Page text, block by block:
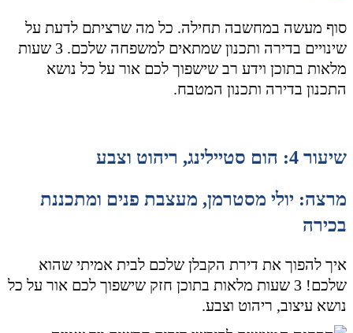
סוף מעשה במחשבה תחילה. כל מה שרציתם לדעת על
שינויים בדירה ותכנון שמתאים למשפחה שלכם. 3 שעות
מלאות בתוכן וידע רב שישפוך לכם אור על כל נושא
התכנון בדירה ותכנון המטבח.
שיעור 4: הום סטיילינג, ריהוט וצבע
מרצה: יולי מסטרמן, מעצבת פנים ומתכננת
בכירה
איך להפוך את דירת הקבלן שלכם לבית אמיתי שהוא
שלכם! 3 שעות מלאות בתוכן חזק שישפוך לכם אור על כל
נושא עיצוב, ריהוט וצבע.